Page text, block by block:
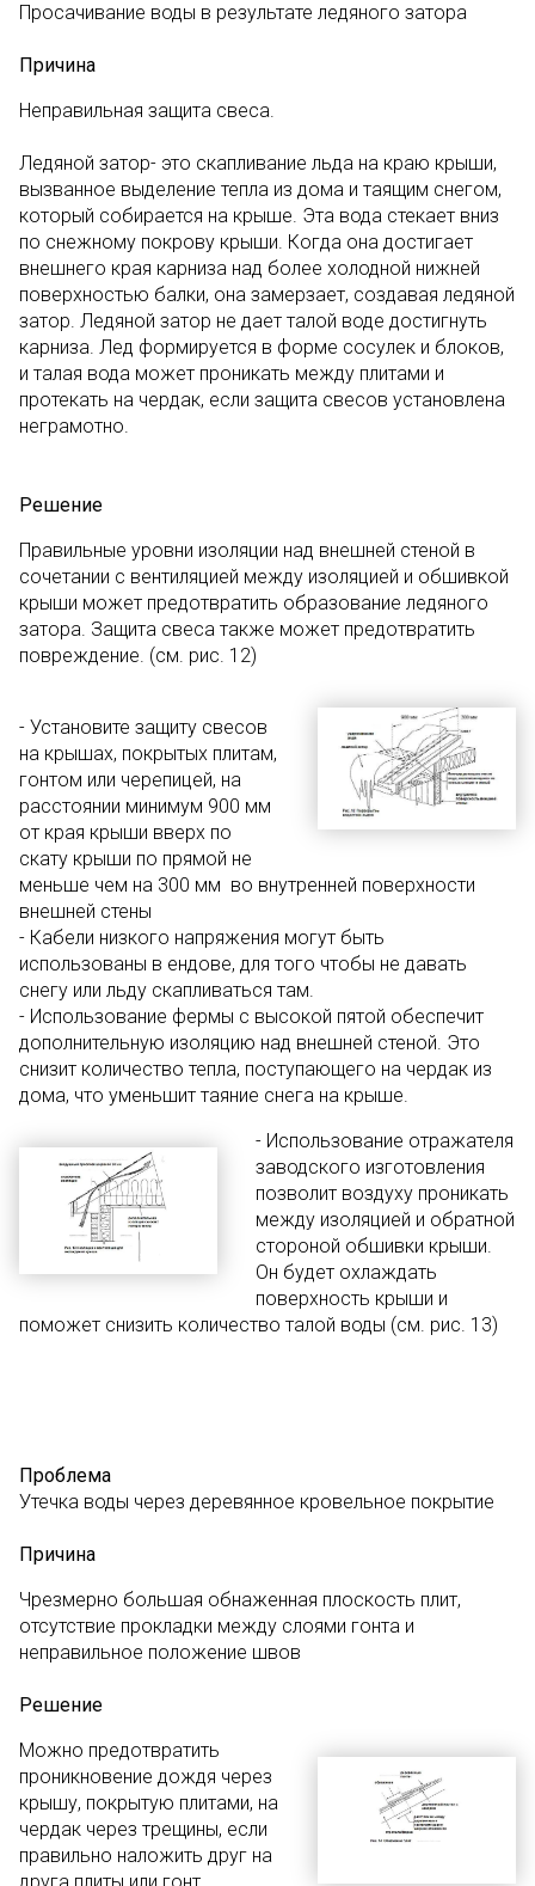
Просачивание воды в результате ледяного затора
Причина
Неправильная защита свеса.
Ледяной затор- это скапливание льда на краю крыши,
вызванное выделение тепла из дома и таящим снегом,
который собирается на крыше. Эта вода стекает вниз
по снежному покрову крыши. Когда она достигает
внешнего края карниза над более холодной нижней
поверхностью балки, она замерзает, создавая ледяной
затор. Ледяной затор не дает талой воде достигнуть
карниза. Лед формируется в форме сосулек и блоков,
и талая вода может проникать между плитами и
протекать на чердак, если защита свесов установлена
неграмотно.
Решение
Правильные уровни изоляции над внешней стеной в
сочетании с вентиляцией между изоляцией и обшивкой
крыши может предотвратить образование ледяного
затора. Защита свеса также может предотвратить
повреждение. (см. рис. 12)
- Установите защиту свесов
на крышах, покрытых плитам,
гонтом или черепицей, на
расстоянии минимум 900 мм
от края крыши вверх по
скату крыши по прямой не
меньше чем на 300 мм во внутренней поверхности
внешней стены
- Кабели низкого напряжения могут быть
использованы в ендове, для того чтобы не давать
снегу или льду скапливаться там.
- Использование фермы с высокой пятой обеспечит
дополнительную изоляцию над внешней стеной. Это
снизит количество тепла, поступающего на чердак из
дома, что уменьшит таяние снега на крыше.
- Использование отражателя
заводского изготовления
позволит воздуху проникать
между изоляцией и обратной
стороной обшивки крыши.
Он будет охлаждать
поверхность крыши и
поможет снизить количество талой воды (см. рис. 13)
Проблема
Утечка воды через деревянное кровельное покрытие
Причина
Чрезмерно большая обнаженная плоскость плит,
отсутствие прокладки между слоями гонта и
неправильное положение швов
Решение
Можно предотвратить
проникновение дождя через
крышу, покрытую плитами, на
чердак через трещины, если
правильно наложить друг на